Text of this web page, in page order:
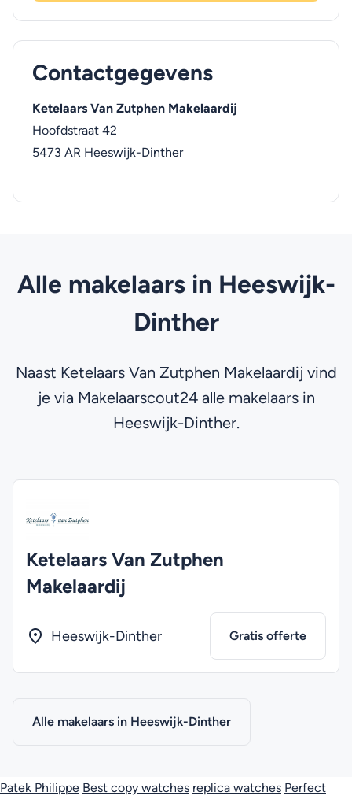
Contactgegevens
Ketelaars Van Zutphen Makelaardij
Hoofdstraat 42
5473 AR Heeswijk-Dinther
Alle makelaars in Heeswijk-
Dinther
Naast Ketelaars Van Zutphen Makelaardij vind
je via Makelaarscout24 alle makelaars in
Heeswijk-Dinther.
Ketelaars Van Zutphen
Makelaardij
Heeswijk-Dinther Gratis offerte
Alle makelaars in Heeswijk-Dinther
Patek Philippe Best copy watches replica watches Perfect